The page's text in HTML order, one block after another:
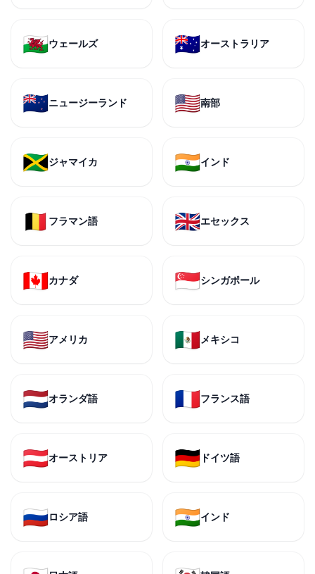
🏴󠁧󠁢󠁷󠁬󠁳󠁿ウェールズ 🇦🇺オーストラリア
🇳🇿ニュージーランド 🇺🇸南部
🇯🇲ジャマイカ 🇮🇳インド
🇧🇪 フラマン語 🇬🇧エセックス
🇨🇦カナダ 🇸🇬シンガポール
🇺🇸アメリカ 🇲🇽メキシコ
🇳🇱オランダ語 🇫🇷フランス語
🇦🇹オーストリア 🇩🇪 ドイツ語
🇷🇺ロシア語 🇮🇳インド